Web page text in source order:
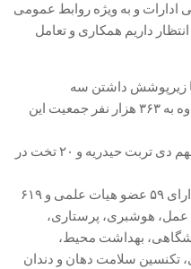
ادارات و به ویژه روابط عمومی
داریم همکاری و تعامل
زیرپوشش داشتن سه
شهرستان تربت حیدریه، مه ولات و زاوه به ۳۶۳ هزار نفر جمعیت این
این دانشگاه ۱۹۰ تخت در بیمارستان نهم دی تربت حیدریه و ۲۰ تخت در
دانشگاه علوم پزشکی تربت حیدریه دارای ۵۹ عضو هیات علمی و ۶۱۹
اتاق عمل، هوشبری، پرستاری،
بهداشت محیط،
سلامت دهان و دندان